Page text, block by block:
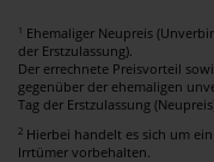
1 Ehemaliger Neupreis
der Erstzulassung).
Der errechnete Preisvorteil
gegenüber der ehemaligen
Tag der Erstzulassung
2 Hierbei handelt es sich um
Irrtümer vorbehalten.